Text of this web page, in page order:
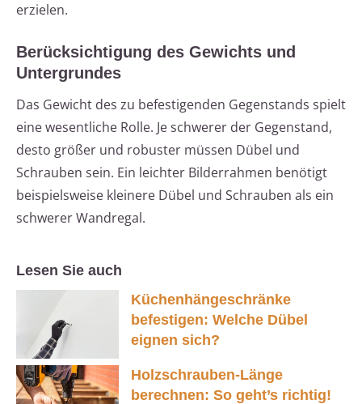
erzielen.
Berücksichtigung des Gewichts und
Untergrundes
Das Gewicht des zu befestigenden Gegenstands spielt
eine wesentliche Rolle. Je schwerer der Gegenstand,
desto größer und robuster müssen Dübel und
Schrauben sein. Ein leichter Bilderrahmen benötigt
beispielsweise kleinere Dübel und Schrauben als ein
schwerer Wandregal.
Lesen Sie auch
Küchenhängeschränke
befestigen: Welche Dübel
eignen sich?
Holzschrauben-Länge
berechnen: So geht’s richtig!